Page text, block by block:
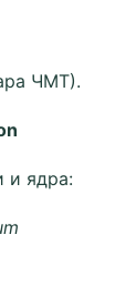
ЧMT).
и ядра: